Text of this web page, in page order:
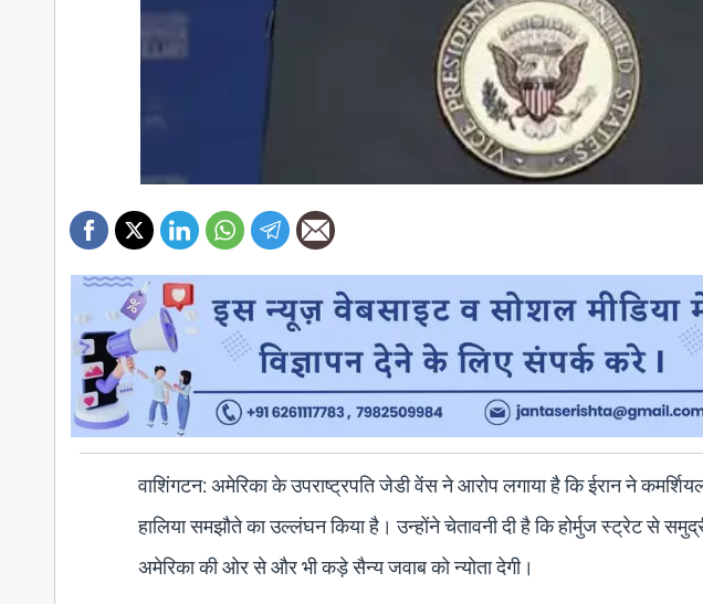
वाशिंगटन: अमेरिका के उपराष्ट्रपति जेडी वेंस ने आरोप लगाया है कि ईरान ने
हालिया समझौते का उल्लंघन किया है। उन्होंने चेतावनी दी है कि होर्मुज स्ट्रेट से
अमेरिका की ओर से और भी कड़े सैन्य जवाब को न्योता देगी।